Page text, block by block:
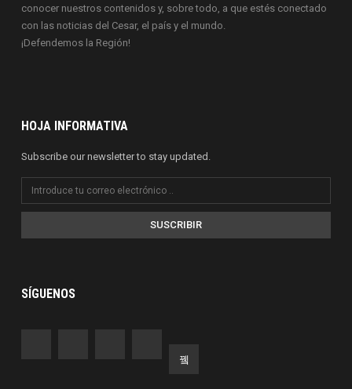
conocer nuestros contenidos y, sobre todo, a que estés conectado
con las noticias del Cesar, el país y el mundo.
¡Defendemos la Región!
HOJA INFORMATIVA
Subscribe our newsletter to stay updated.
SUSCRIBIR
SÍGUENOS